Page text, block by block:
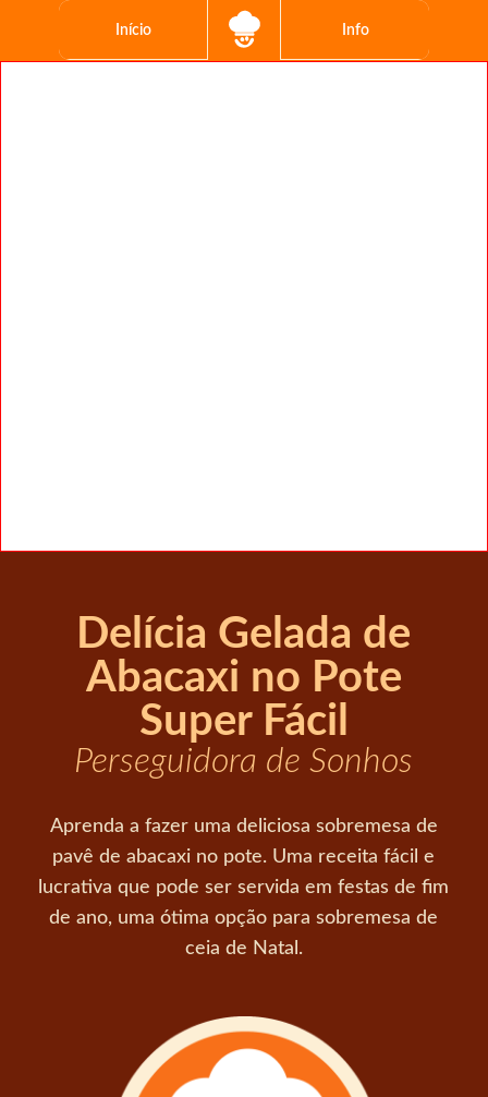
Início Info
Delícia Gelada de
Abacaxi no Pote
Super Fácil
Perseguidora de Sonhos
Aprenda a fazer uma deliciosa sobremesa de
pavê de abacaxi no pote. Uma receita fácil e
lucrativa que pode ser servida em festas de fim
de ano, uma ótima opção para sobremesa de
ceia de Natal.